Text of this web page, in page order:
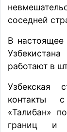
соседней
В настоящее
работают в
Узбекская
контакты
«Талибан»
границ и